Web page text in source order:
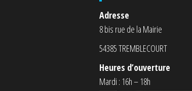
Adresse
8 bis rue de la Mairie
54385 TREMBLECOURT
Heures d’ouverture
Mardi : 16h – 18h